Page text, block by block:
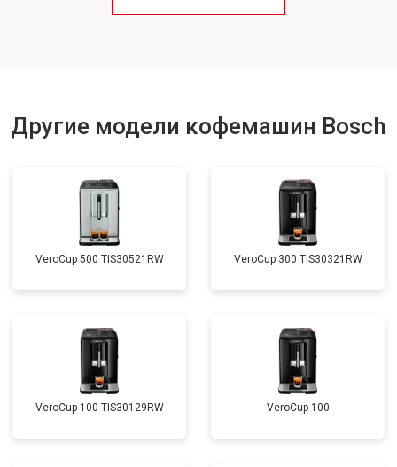
Другие модели кофемашин Bosch
VeroCup 500 TIS30521RW VeroCup 300 TIS30321RW
VeroCup 100 TIS30129RW VeroCup 100